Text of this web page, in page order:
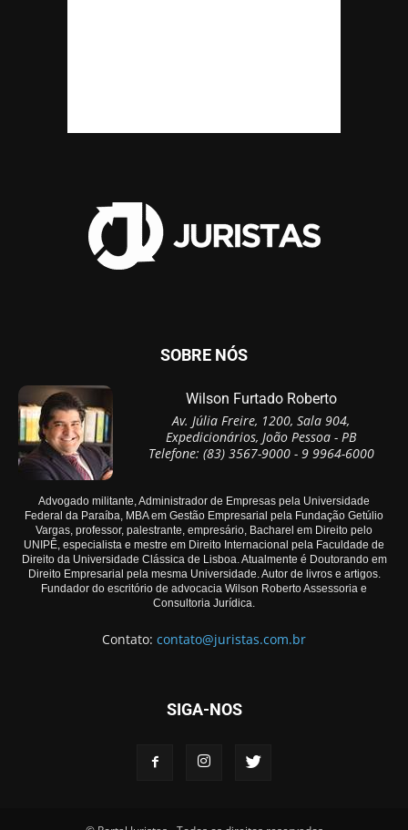
SOBRE NÓS
Wilson Furtado Roberto
Av. Júlia Freire, 1200, Sala 904,
Expedicionários, João Pessoa - PB
Telefone: (83) 3567-9000 - 9 9964-6000
Advogado militante, Administrador de Empresas pela Universidade
Federal da Paraíba, MBA em Gestão Empresarial pela Fundação Getúlio
Vargas, professor, palestrante, empresário, Bacharel em Direito pelo
UNIPÊ, especialista e mestre em Direito Internacional pela Faculdade de
Direito da Universidade Clássica de Lisboa. Atualmente é Doutorando em
Direito Empresarial pela mesma Universidade. Autor de livros e artigos.
Fundador do escritório de advocacia Wilson Roberto Assessoria e
Consultoria Jurídica.
Contato: contato@juristas.com.br
SIGA-NOS